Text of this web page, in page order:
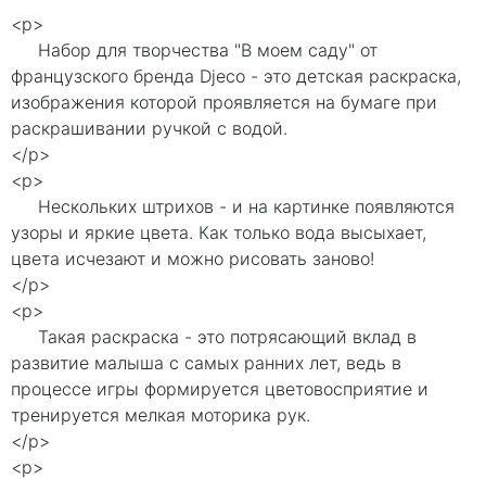
<p>
Набор для творчества "В моем саду" от
французского бренда Djeco - это детская раскраска,
изображения которой проявляется на бумаге при
раскрашивании ручкой с водой.
</p>
<p>
Нескольких штрихов - и на картинке появляются
узоры и яркие цвета. Как только вода высыхает,
цвета исчезают и можно рисовать заново!
</p>
<p>
Такая раскраска - это потрясающий вклад в
развитие малыша с самых ранних лет, ведь в
процессе игры формируется цветовосприятие и
тренируется мелкая моторика рук.
</p>
<p>